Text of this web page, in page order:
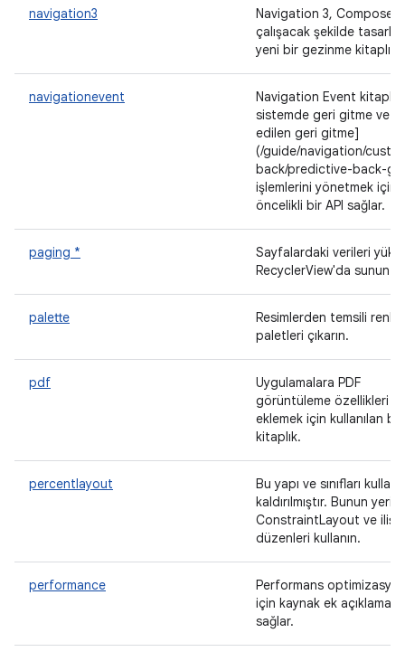
navigation3
Navigation 3, Compose
çalışacak şekilde
yeni bir gezinme
navigationevent
Navigation Event
sistemde geri gitme ve
edilen geri gitme]
(/guide/navigation/
back/predictive-back-
işlemlerini yönetmek için
öncelikli bir API sağlar.
paging *
Sayfalardaki verileri
RecyclerView'da sunun.
palette
Resimlerden temsili renk
paletleri çıkarın.
pdf
Uygulamalara PDF
görüntüleme özellikleri
eklemek için kullanılan bir
kitaplık.
percentlayout
Bu yapı ve sınıfları
kaldırılmıştır. Bunun
ConstraintLayout ve
düzenleri kullanın.
performance
Performans
için kaynak ek
sağlar.